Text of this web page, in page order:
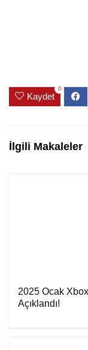
Kaydet
0
İlgili Makaleler
2025 Ocak
Açıklandı!